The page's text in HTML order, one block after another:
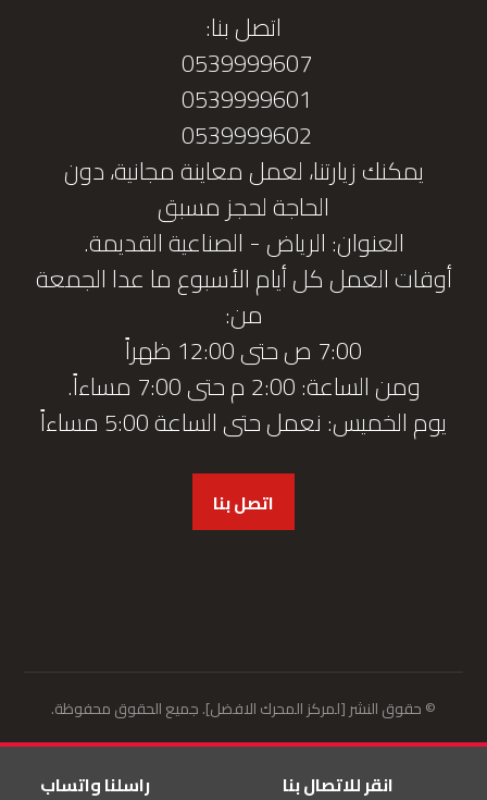
اتصل بنا:
0539999607
0539999601
0539999602
يمكنك زيارتنا، لعمل معاينة مجانية، دون
الحاجة لحجز مسبق
العنوان: الرياض - الصناعية القديمة.
أوقات العمل كل أيام الأسبوع ما عدا الجمعة
من:
7:00 ص حتى 12:00 ظهراً
ومن الساعة: 2:00 م حتى 7:00 مساءاً.
يوم الخميس: نعمل حتى الساعة 5:00 مساءاً
اتصل بنا
© حقوق النشر [لمركز المحرك الافضل]. جميع الحقوق محفوظة.
انقر للاتصال بنا راسلنا واتساب